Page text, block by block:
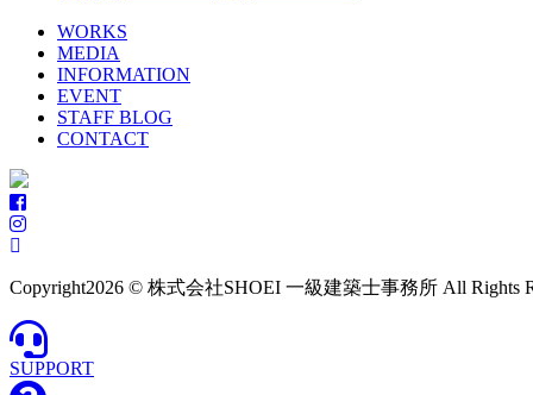
WORKS
MEDIA
INFORMATION
EVENT
STAFF BLOG
CONTACT
Copyright2026 © 株式会社SHOEI 一級建築士事務所 All Rights
SUPPORT